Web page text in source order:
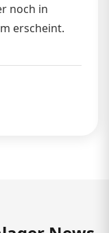
noch in
erscheint.